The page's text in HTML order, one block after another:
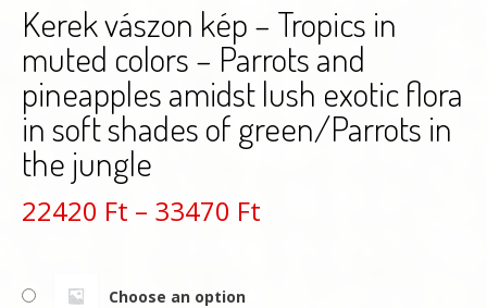
Kerek vászon kép – Tropics in
muted colors – Parrots and
pineapples amidst lush exotic flora
in soft shades of green/Parrots in
the jungle
22420 Ft – 33470 Ft
Choose an option